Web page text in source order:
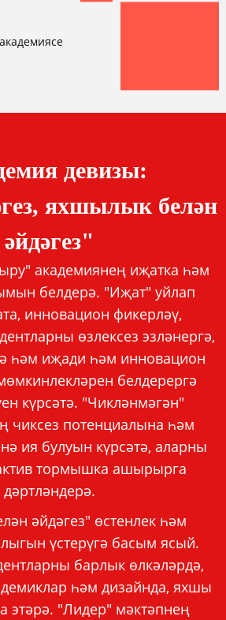
девизы:
яхшылык белән
әйдәгез"
академиянең иҗатка һәм
белдерә. "Иҗат" уйлап
инновацион фикерләү,
өзлексез эзләнергә,
һәм иҗади һәм инновацион
белдерергә
күрсәтә. "Чикләнмәгән"
чиксез потенциалына һәм
ия булуын күрсәтә, аларны
тормышка ашырырга
дәртләндерә.
әйдәгез" өстенлек һәм
үстерүгә басым ясый.
барлык өлкәләрдә,
һәм дизайнда, яхшы
этәрә. "Лидер" мәктәпнең